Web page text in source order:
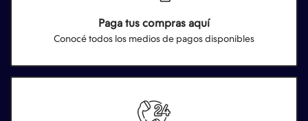
Paga tus compras aquí
Conocé todos los medios de pagos disponibles